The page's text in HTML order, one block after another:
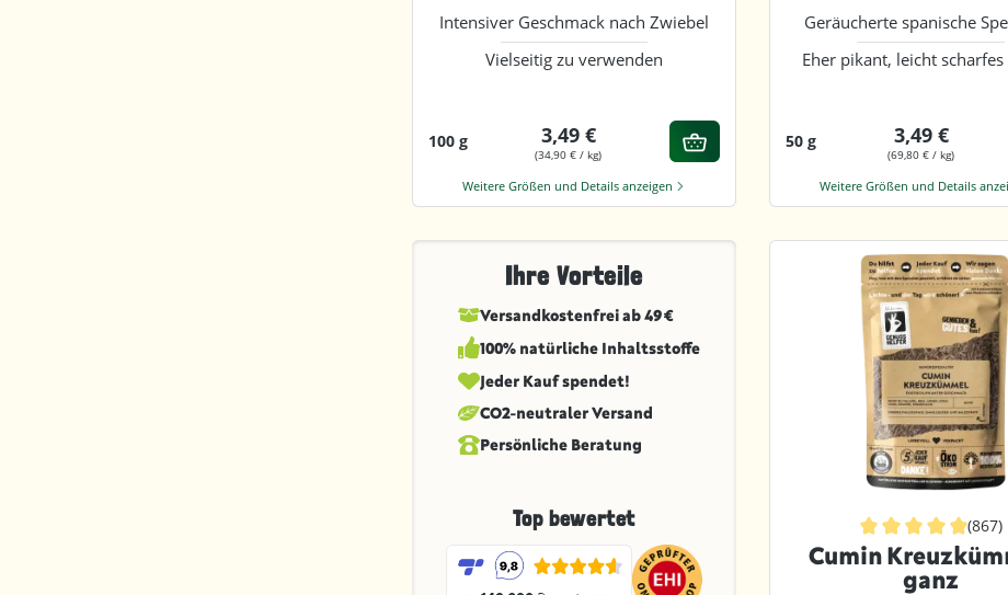
Intensiver Geschmack nach Zwiebel
Vielseitig zu verwenden
100 g 3,49 €
(34,90 € / kg)
Weitere Größen und Details anzeigen
Geräucherte spanische
Eher pikant, leicht
50 g 3,49 €
(69,80 € / kg)
Weitere Größen und Details
Ihre Vorteile
Versandkostenfrei ab 49 €
100% natürliche Inhaltsstoffe
Jeder Kauf spendet!
CO2-neutraler Versand
Persönliche Beratung
Top bewertet
Durchschnittliche
(867)
Cumin
ganz